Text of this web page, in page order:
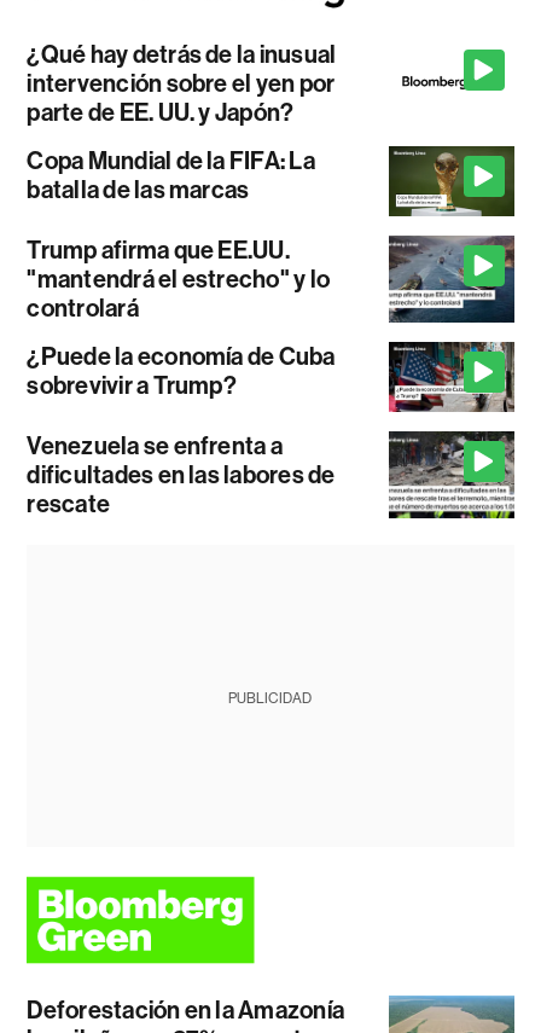
¿Qué hay detrás de la inusual
intervención sobre el yen por
parte de EE. UU. y Japón?
Copa Mundial de la FIFA: La
batalla de las marcas
Trump afirma que EE.UU.
"mantendrá el estrecho" y lo
controlará
¿Puede la economía de Cuba
sobrevivir a Trump?
Venezuela se enfrenta a
dificultades en las labores de
rescate
PUBLICIDAD
Deforestación en la Amazonía